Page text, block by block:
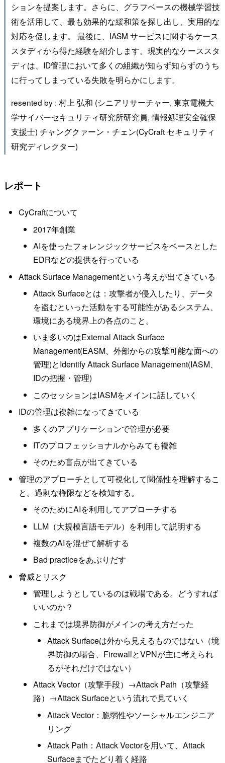
ションを提案します。さらに、グラフベースの機械学習技
術を活用して、最も効果的な緩和策を探し出し、実用的な
対応を促します。 最後に、IASM サービスに関するケース
スタディから得た経験を紹介します。現実的なケーススタ
ディは、ID管理において多くの組織が知らず知らずのうち
に行ってしまっている失敗を明らかにします。
resented by : 村上 弘和 (シニアリサーチャー, 東京電機大
学サイバーセキュリティ研究所研究員, 情報処理安全確保
支援士) チャングクァーン・チェン(CyCraft セキュリティ
研究ディレクター)
レポート
CyCraftについて
2017年創業
AIを使ったフォレンジックサービスをベースとした
EDRなどの提供を行っている
Attack Surface Managementという考えが出てきている
Attack Surfaceとは：攻撃者が侵入したり、データ
を盗むといった活動をする可能性があるシステム、
環境にある境界上の各点のこと。
いま多いのはExternal Attack Surface
Management(EASM、外部からの攻撃可能な面への
管理)とIdentify Attack Surface Management(IASM、
IDの把握・管理)
このセッションはIASMをメインに話していく
IDの管理は複雑になってきている
多くのアプリケーションで管理が必要
ITのプロフェッショナルからみても複雑
そのため盲点が出てきている
管理のアプローチとして可視化して関係性を理解するこ
と。過剰な権限などを検知する。
そのためにAIを利用してアプローチする
LLM（大規模言語モデル）を利用して説明する
複数のAIを混ぜて解析する
Bad practiceをあぶりだす
脅威とリスク
管理しようとしているのは戦場である。どうすれば
いいのか？
これまでは境界防御がメインの考え方だった
Attack Surfaceは外から見えるものではない（境
界防御の場合、FirewallとVPNが主に考えられ
るがそれだけではない）
Attack Vector（攻撃手段）→Attack Path（攻撃経
路）→Attack Surfaceという流れで見ていく
Attack Vector：脆弱性やソーシャルエンジニア
リング
Attack Path：Attack Vectorを用いて、Attack
Surfaceまでたどり着く経路